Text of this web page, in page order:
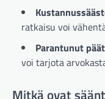
ratkaisu voi
Parantunut
voi tarjota
Mitkä ovat